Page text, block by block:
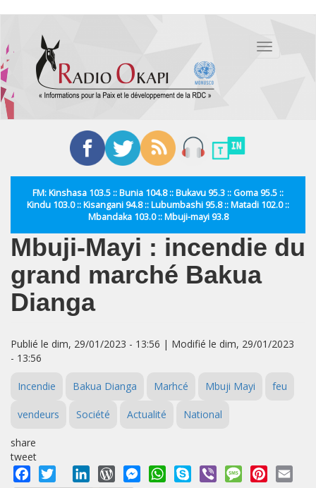
contenu
principal
Toggle
FM: Kinshasa 103.5 :: Bunia 104.8 :: Bukavu 95.3 :: Goma 95.5 ::
Kindu 103.0 :: Kisangani 94.8 :: Lubumbashi 95.8 :: Matadi 102.0 ::
Mbandaka 103.0 :: Mbuji-mayi 93.8
Mbuji-Mayi : incendie du
grand marché Bakua
Dianga
Publié le dim, 29/01/2023 - 13:56 | Modifié le dim, 29/01/2023
- 13:56
Incendie Bakua Dianga Marhcé Mbuji Mayi feu
vendeurs Société Actualité National
share
tweet
Facebook
Twitter LinkedInWordPressMessengerWhatsApp
Skype Viber MessagePinterest